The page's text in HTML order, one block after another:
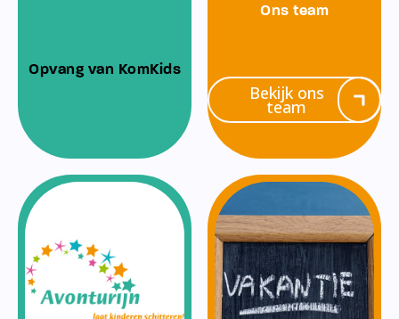
Opvang van KomKids
Ons team
Bekijk ons
team